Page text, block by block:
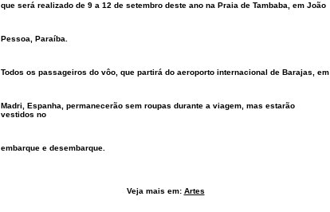
que será realizado de 9 a 12 de setembro deste ano na Praia de Tambaba, em João
Pessoa, Paraíba.
Todos os passageiros do vôo, que partirá do aeroporto internacional de Barajas, em
Madri, Espanha, permanecerão sem roupas durante a viagem, mas estarão
vestidos no
embarque e desembarque.
Veja mais em: Artes